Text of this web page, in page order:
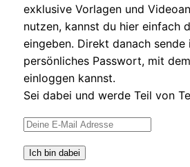
exklusive Vorlagen und
nutzen, kannst du hier einfach
eingeben. Direkt danach
persönliches Passwort, mit
einloggen kannst.
Sei dabei und werde Teil von